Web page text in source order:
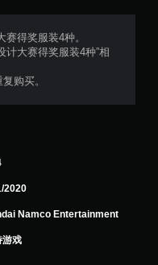
个
赛得奖服装4种。
大赛得奖服装4种”相
购买。
2020
Namco Entertainment
游戏